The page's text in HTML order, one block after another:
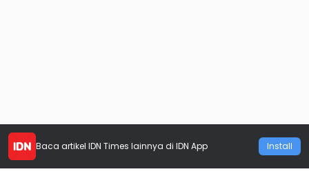
Baca artikel IDN Times lainnya di IDN App Install